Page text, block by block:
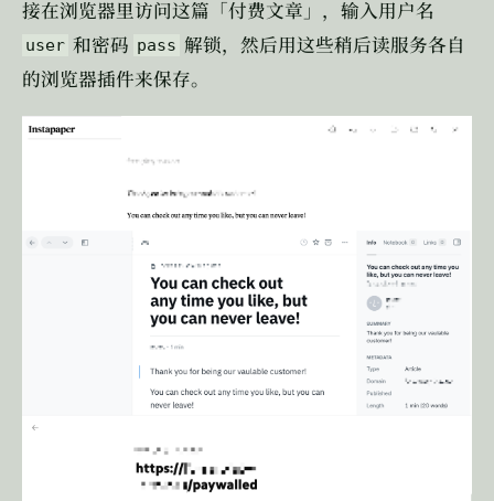
接在浏览器里访问这篇「付费文章」，输入用户名
user 和密码 pass 解锁，然后用这些稍后读服务各自
的浏览器插件来保存。